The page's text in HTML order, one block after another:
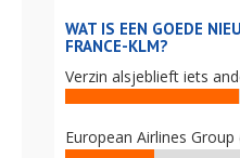
WAT IS EEN GOEDE
FRANCE-KLM?
Verzin alsjeblieft iets
European Airlines Group